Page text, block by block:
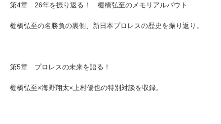
第4章 26年を振り返る！ 棚橋弘至のメモリアルバウト
棚橋弘至の名勝負の裏側、新日本プロレスの歴史を振り返り。
第5章 プロレスの未来を語る！
棚橋弘至×海野翔太×上村優也の特別対談を収録。